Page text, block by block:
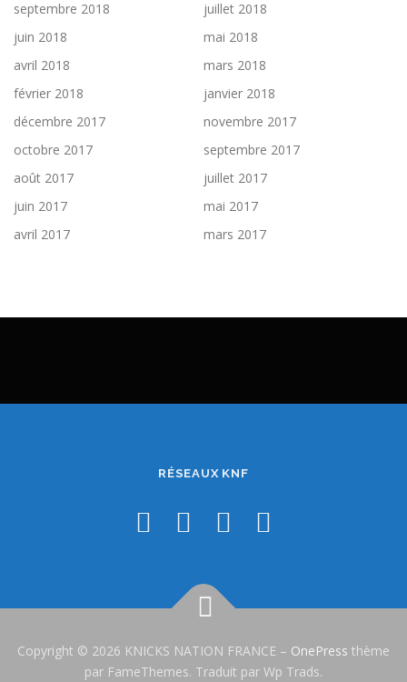
septembre 2018
juillet 2018
juin 2018
mai 2018
avril 2018
mars 2018
février 2018
janvier 2018
décembre 2017
novembre 2017
octobre 2017
septembre 2017
août 2017
juillet 2017
juin 2017
mai 2017
avril 2017
mars 2017
RÉSEAUX KNF
Copyright © 2026 KNICKS NATION FRANCE – OnePress thème
par FameThemes. Traduit par Wp Trads.